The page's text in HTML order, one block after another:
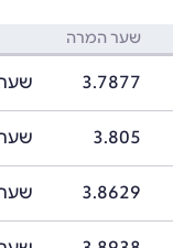
שער המרה
3.7877 שער
3.805 שער
3.8629 שער